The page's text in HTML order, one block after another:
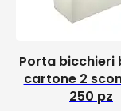
Porta bicchieri
cartone 2
250 pz